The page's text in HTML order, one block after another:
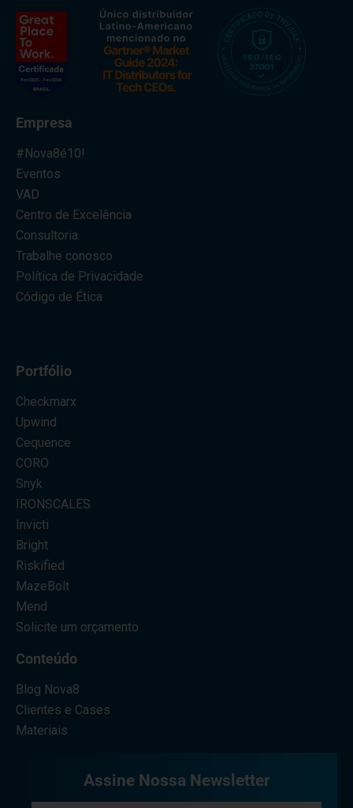
Empresa
#Nova8é10!
Eventos
VAD
Centro de Excelência
Consultoria
Trabalhe conosco
Política de Privacidade
Código de Ética
Portfólio
Checkmarx
Upwind
Cequence
CORO
Snyk
IRONSCALES
Invicti
Bright
Riskified
MazeBolt
Mend
Solicite um orçamento
Conteúdo
Blog Nova8
Clientes e Cases
Materiais
Assine Nossa Newsletter